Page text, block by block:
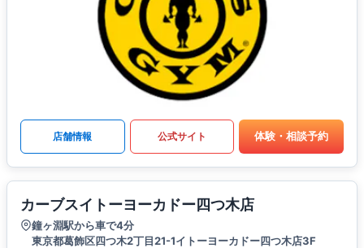
店舗情報 公式サイト 体験・相談予約
カーブスイトーヨーカドー四つ木店
鐘ヶ淵駅から車で4分
東京都葛飾区四つ木2丁目21-1イトーヨーカドー四つ木店3F